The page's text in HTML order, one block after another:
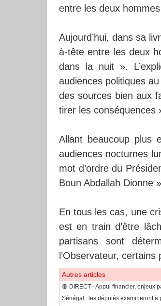
entre les deux
Aujourd’hui, dans sa
à-tête entre les deux
dans la nuit ».
audiences politiques
des sources bien aux
tirer les conséquences
Allant beaucoup plus
audiences nocturnes
mot d’ordre du
Boun Abdallah Dionne
En tous les cas, une
est en train d’être
partisans sont
l’Observateur,
Autres articles
🔴​ DIRECT - Appui financier, enjeux
Sénégal : les députés examineront à